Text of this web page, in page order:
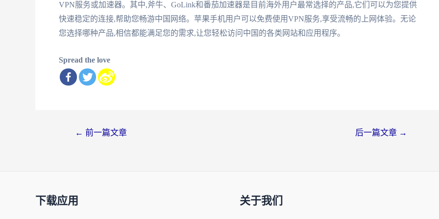
VPN服务或加速器。其中,斧牛、GoLink和番茄加速器是目前海外用户最常选择的产品,它们可以为您提供
快速稳定的连接,帮助您畅游中国网络。苹果手机用户可以免费使用VPN服务,享受流畅的上网体验。无论
您选择哪种产品,相信都能满足您的需求,让您轻松访问中国的各类网站和应用程序。
Spread the love
← 前一篇文章 后一篇文章 →
下载应用 关于我们